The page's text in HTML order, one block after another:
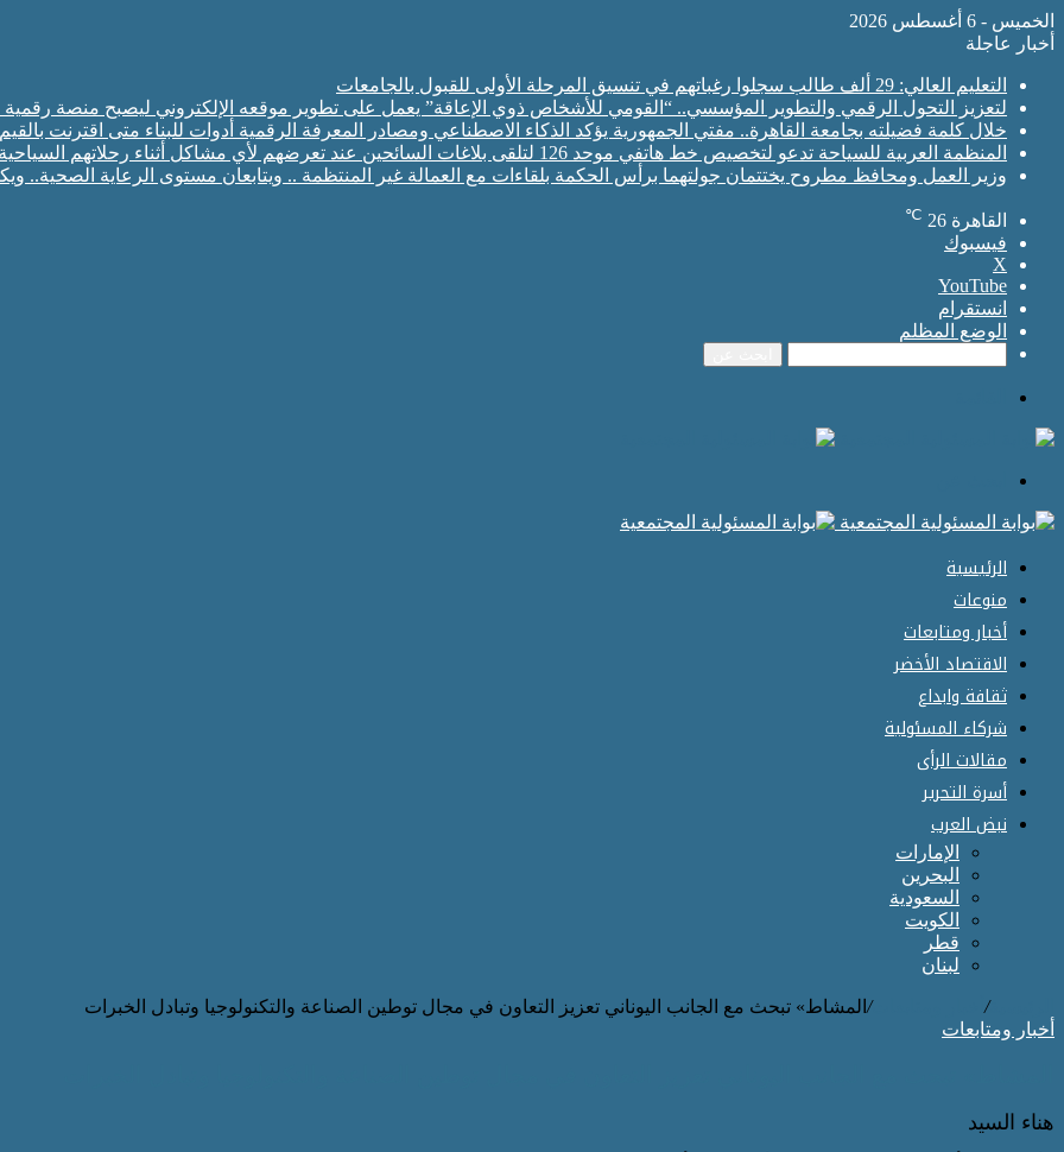
الخميس - 6 أغسطس 2026
أخبار عاجلة
التعليم العالي: 29 ألف طالب سجلوا رغباتهم في تنسيق المرحلة الأولى للقبول بالجامعات
لتعزيز التحول الرقمي والتطوير المؤسسي.. “القومي للأشخاص ذوي الإعاقة” يعمل على تطوير موقعه الإلكتروني ليصبح منصة
خلال كلمة فضيلته بجامعة القاهرة.. مفتي الجمهورية يؤكد الذكاء الاصطناعي ومصادر المعرفة الرقمية أدوات للبناء متى اقترنت
المنظمة العربية للسياحة تدعو لتخصيص خط هاتفي موحد 126 لتلقى بلاغات السائحين عند تعرضهم لأي مشاكل أثناء رحلاتهم السياحية بكافه الدول العربية
وزير العمل ومحافظ مطروح يختتمان جولتهما برأس الحكمة بلقاءات مع العمالة غير المنتظمة .. ويتابعان مستوى الرعاية الصحية..
القاهرة 26
℃
فيسبوك
‫X
‫YouTube
انستقرام
الوضع المظلم
الرئيسية
منوعات
أخبار ومتابعات
الاقتصاد الأخضر
ثقافة وابداع
شركاء المسئولية
مقالات الرأى
أسرة التحرير
نبض العرب
الإمارات
البحرين
السعودية
الكويت
قطر
لبنان
الرئيسية/ أخبار ومتابعات/ المشاط» تبحث مع الجانب اليوناني تعزيز التعاون في مجال توطين الصناعة والتكنولوجيا وتبادل الخبرات
أخبار ومتابعات
هناء السيد